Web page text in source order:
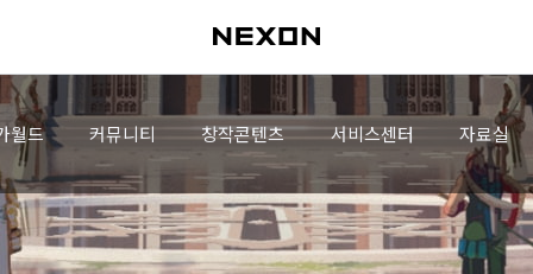
월드 커뮤니티 창작콘텐츠 서비스센터 자료실